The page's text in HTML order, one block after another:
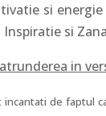
si
si
in
de faptul